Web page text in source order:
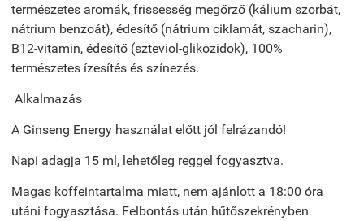
természetes aromák, frissesség megőrző (kálium szorbát,
nátrium benzoát), édesítő (nátrium ciklamát, szacharin),
B12-vitamin, édesítő (szteviol-glikozidok), 100%
természetes ízesítés és színezés.
Alkalmazás
A Ginseng Energy használat előtt jól felrázandó!
Napi adagja 15 ml, lehetőleg reggel fogyasztva.
Magas koffeintartalma miatt, nem ajánlott a 18:00 óra
utáni fogyasztása. Felbontás után hűtőszekrényben